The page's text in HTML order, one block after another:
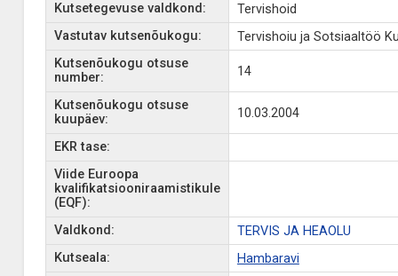
Kutsetegevuse valdkond:
Tervishoid
Vastutav kutsenõukogu:
Tervishoiu ja Sotsiaaltöö
Kutsenõukogu otsuse
number:
14
Kutsenõukogu otsuse
kuupäev:
10.03.2004
EKR tase:
Viide Euroopa
kvalifikatsiooniraamistikule
(EQF):
Valdkond:
TERVIS JA HEAOLU
Kutseala:
Hambaravi